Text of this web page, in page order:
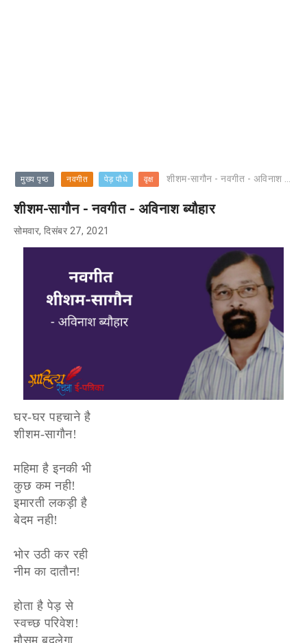
मुख्य पृष्ठ नवगीत पेड़ पौधे वृक्ष शीशम-सागौन - नवगीत - अविनाश ब्यौहार
शीशम-सागौन - नवगीत - अविनाश ब्यौहार
सोमवार, दिसंबर 27, 2021
घर-घर पहचाने है
शीशम-सागौन!
महिमा है इनकी भी
कुछ कम नही!
इमारती लकड़ी है
बेदम नही!
भोर उठी कर रही
नीम का दातौन!
होता है पेड़ से
स्वच्छ परिवेश!